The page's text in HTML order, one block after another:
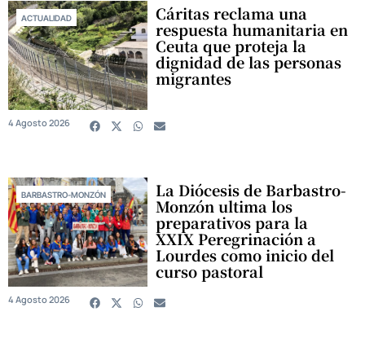
ACTUALIDAD Cáritas reclama una
respuesta humanitaria en
Ceuta que proteja la
dignidad de las personas
migrantes
4 Agosto 2026
BARBASTRO-MONZÓN La Diócesis de Barbastro-
Monzón ultima los
preparativos para la
XXIX Peregrinación a
Lourdes como inicio del
curso pastoral
4 Agosto 2026